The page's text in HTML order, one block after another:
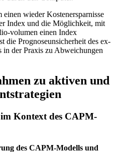
wieder Kostenersparnisse
Index und die Möglichkeit, mit
volumen einen Index
Prognoseunsicherheit des ex-
der Praxis zu Abweichungen
zu aktiven und
Kontext des CAPM-